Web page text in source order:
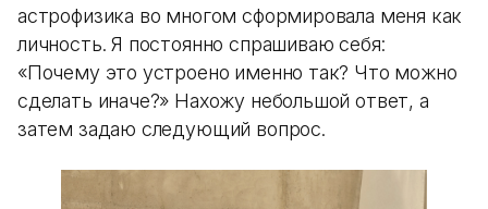
астрофизика во многом сформировала меня как
личность. Я постоянно спрашиваю себя:
«Почему это устроено именно так? Что можно
сделать иначе?» Нахожу небольшой ответ, а
затем задаю следующий вопрос.